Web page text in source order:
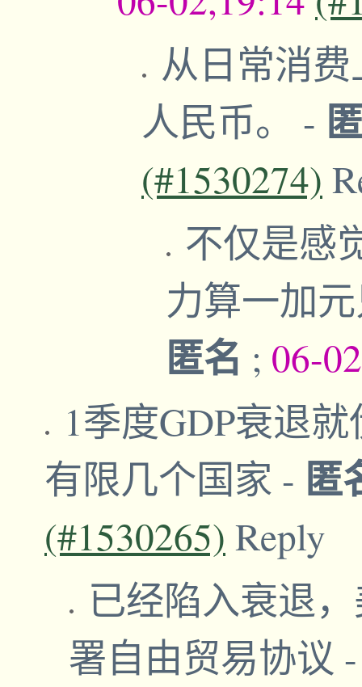
从日常消
人民币。 -
(#1530274)
不仅是感
力算一加
匿名 ; 06-
1季度GDP衰退
有限几个国家 - 匿
(#1530265) Reply
已经陷入衰退
署自由贸易协议